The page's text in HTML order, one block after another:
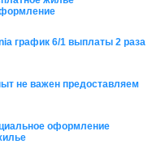
график 6/1 выплаты 2 раза
не важен предоставляем
оформление